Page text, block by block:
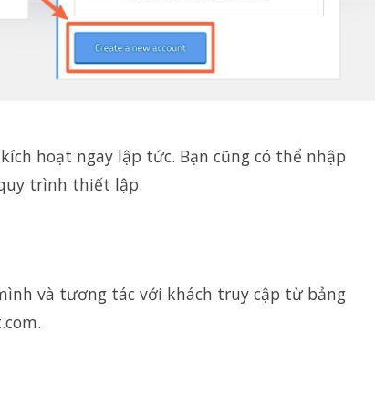
hoạt ngay lập tức. Bạn cũng có thể nhập
trình thiết lập.
và tương tác với khách truy cập từ bảng